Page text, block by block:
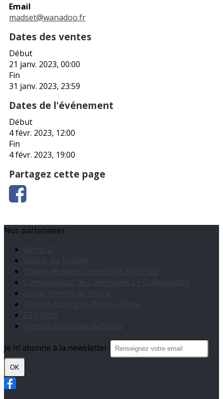
Email
madset@wanadoo.fr
Dates des ventes
Début
21 janv. 2023, 00:00
Fin
31 janv. 2023, 23:59
Dates de l'événement
Début
4 févr. 2023, 12:00
Fin
4 févr. 2023, 19:00
Partagez cette page
Nos partenaires
Je m'abonne à la newsletter
OK